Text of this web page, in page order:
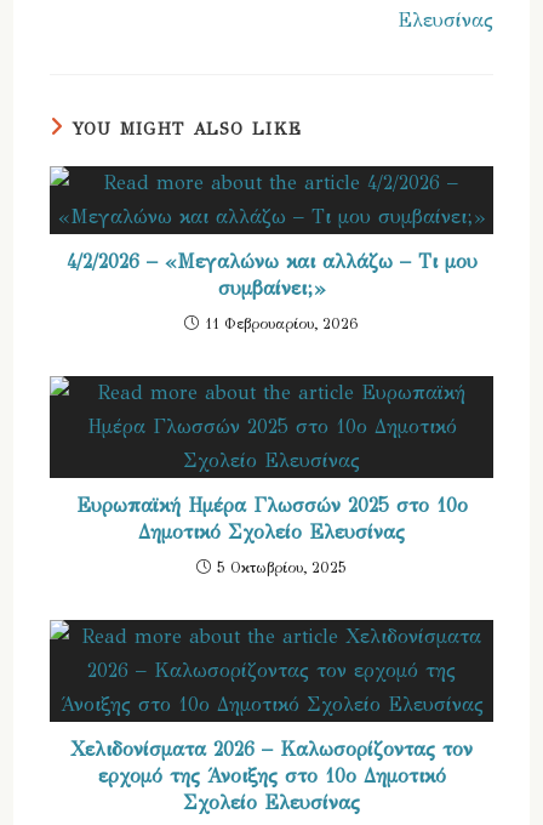
Ελευσίνας
YOU MIGHT ALSO LIKE
4/2/2026 – «Μεγαλώνω και αλλάζω – Τι μου
συμβαίνει;»
11 Φεβρουαρίου, 2026
Ευρωπαϊκή Ημέρα Γλωσσών 2025 στο 10ο
Δημοτικό Σχολείο Ελευσίνας
5 Οκτωβρίου, 2025
Χελιδονίσματα 2026 – Καλωσορίζοντας τον
ερχομό της Άνοιξης στο 10ο Δημοτικό
Σχολείο Ελευσίνας